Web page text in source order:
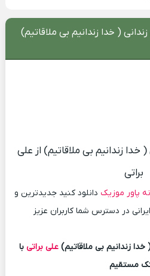
( خدا زندانیم بی ملاقاتیم)
( خدا زندانیم بی ملاقاتیم) از علی
براتی
پاور موزیک دانلود کنید جدیدترین و
در دسترس شما کاربران عزیز
خدا زندانیم بی ملاقاتیم)علی براتی با
مستقیم